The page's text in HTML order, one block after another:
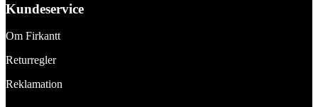
Kundeservice
Om Firkantt
Returregler
Reklamation